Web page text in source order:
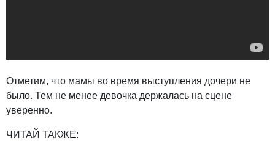
Отметим, что мамы во время выступления дочери не
было. Тем не менее девочка держалась на сцене
уверенно.
ЧИТАЙ ТАКЖЕ: